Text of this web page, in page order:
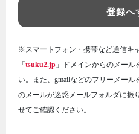
登録へ
※スマートフォン・携帯など通信キ
「 tsuku2.jp 」ドメインからのメー
い。また、gmailなどのフリーメール
のメールが迷惑メールフォルダに振
せてご確認ください。